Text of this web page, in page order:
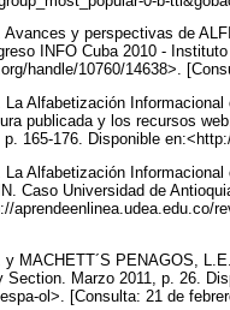
Avances y perspectivas de
INFO Cuba 2010 -
handle/10760/14638>.
Alfabetización
publicada y los recursos
165-176. Disponible
La Alfabetización
Caso Universidad de
aprendeenlinea.udea.edu.co/
y MACHETT´S PENAGOS,
Section. Marzo 2011, p. 26.
ol>. [Consulta: 21 de